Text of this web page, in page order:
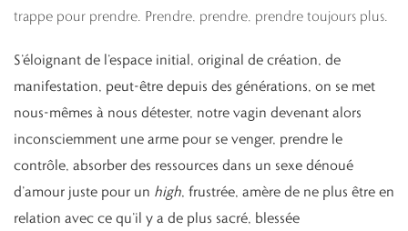
trappe pour prendre. Prendre, prendre, prendre toujours plus.
S’éloignant de l’espace initial, original de création, de
manifestation, peut-être depuis des générations, on se met
nous-mêmes à nous détester, notre vagin devenant alors
inconsciemment une arme pour se venger, prendre le
contrôle, absorber des ressources dans un sexe dénoué
d’amour juste pour un high, frustrée, amère de ne plus être en
relation avec ce qu’il y a de plus sacré, blessée